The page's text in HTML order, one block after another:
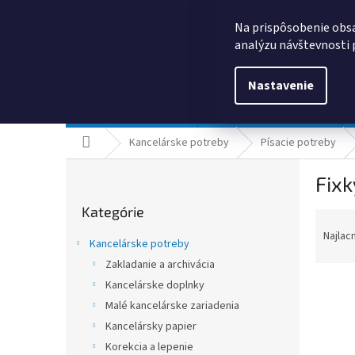
Na prispôsobenie
analýzu návštevnosti
Nastavenie
DomovKancelárske potreby Písacie potreby
kategórie
Kategórie
Kancelárske potreby
Zakladanie a archivácia
Kancelárske doplnky
Malé kancelárske zariadenia
Kancelársky papier
Korekcia a lepenie